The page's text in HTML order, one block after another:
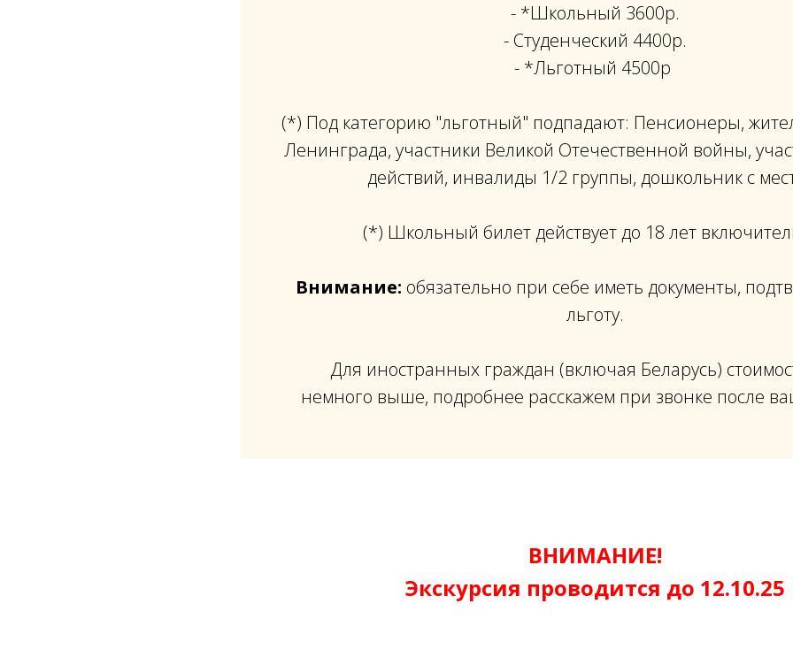
- *Школьный 3600р.
- Студенческий 4400р.
- *Льготный 4500р
(*) Под категорию "льготный" подпадают: Пенсионеры,
Ленинграда, участники Великой Отечественной войны,
действий, инвалиды 1/2 группы, дошкольник с
(*) Школьный билет действует до 18 лет
Внимание: обязательно при себе иметь документы,
льготу.
Для иностранных граждан (включая Беларусь)
немного выше, подробнее расскажем при звонке после
ВНИМАНИЕ!
Экскурсия проводится до 12.10.25